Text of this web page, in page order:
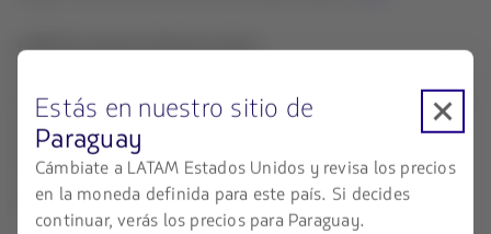
LATAM Lounge en Buenos Aires
Ezeiza, reabrió sus puertas el pasado 2 de enero y atiende a
pasajeros preferentes de LATAM y socios de aerolíneas
partner. Adicionalmente, desde el 25 de abril, los socios
LATAM Pass*, pueden acceder canjeando 6200 millas por
pasajero (los niños de 2 a 11 años abonan 3200 millas).
Estás en nuestro sitio de
Paraguay
Cámbiate a LATAM Estados Unidos y revisa los precios
en la moneda definida para este país. Si decides
continuar, verás los precios para Paraguay.